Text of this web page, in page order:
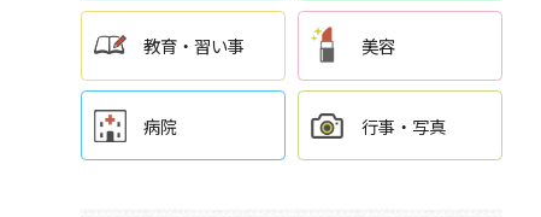
教育・習い事 美容
病院 行事・写真